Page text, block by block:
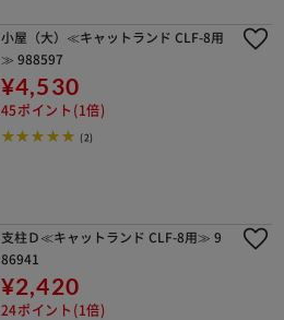
小屋（大）≪キャットランド CLF-8用
≫ 988597
¥4,530
45ポイント(1倍)
(2)
支柱Ｄ≪キャットランド CLF-8用≫ 9
86941
¥2,420
24ポイント(1倍)